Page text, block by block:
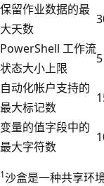
保留作业数据的最
大天数
PowerShell 工作流
状态大小上限
自动化帐户支持的
最大标记数
变量的值字段中的
最大字符数
1沙盒是一种共享环